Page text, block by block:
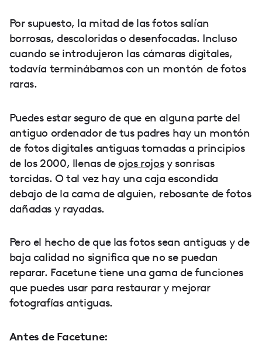
Por supuesto, la mitad de las fotos salían
borrosas, descoloridas o desenfocadas. Incluso
cuando se introdujeron las cámaras digitales,
todavía terminábamos con un montón de fotos
raras.
Puedes estar seguro de que en alguna parte del
antiguo ordenador de tus padres hay un montón
de fotos digitales antiguas tomadas a principios
de los 2000, llenas de ojos rojosy sonrisas
torcidas. O tal vez hay una caja escondida
debajo de la cama de alguien, rebosante de fotos
dañadas y rayadas.
Pero el hecho de que las fotos sean antiguas y de
baja calidad no significa que no se puedan
reparar. Facetune tiene una gama de funciones
que puedes usar para restaurar y mejorar
fotografías antiguas.
Antes de Facetune: